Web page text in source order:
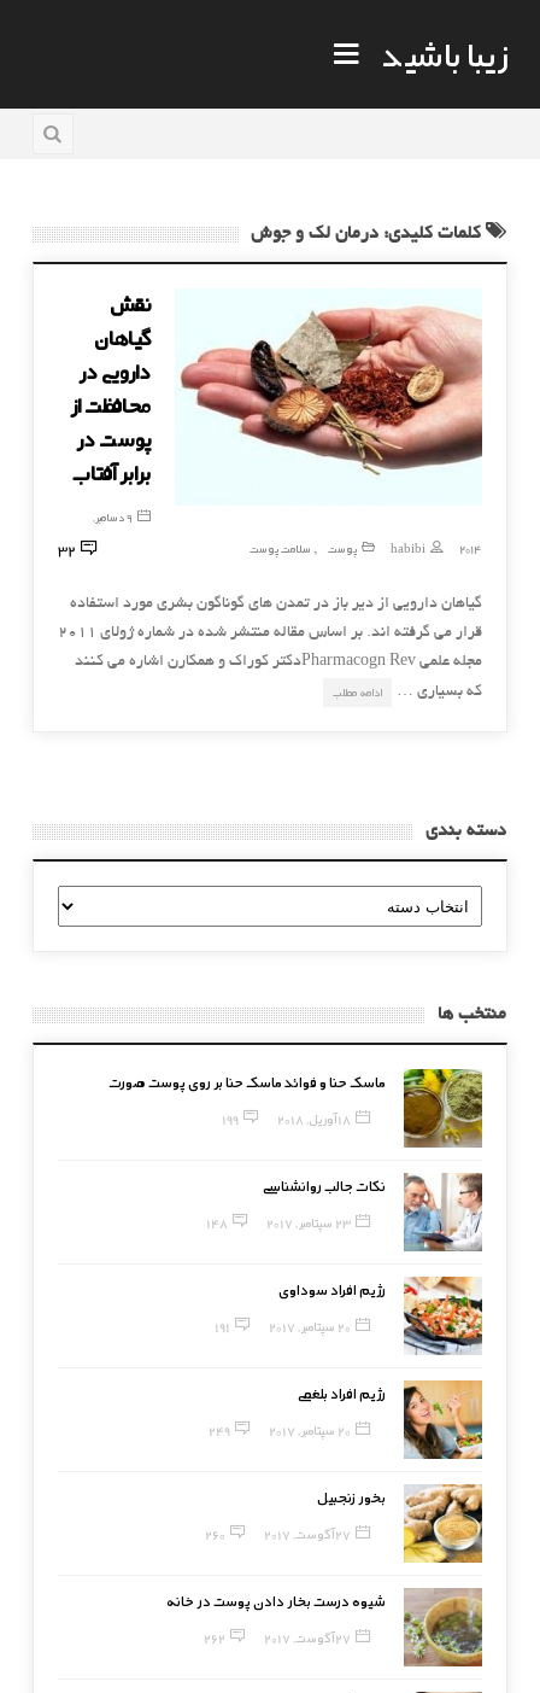
زیبا باشید
کلمات کلیدی: درمان لک و جوش
نقش
گیاهان
دارویی در
محافظت از
پوست در
برابر آفتاب
9 دسامبر,
2014
habibi پوست , سلامت پوست 32
گیاهان دارویی از دیر باز در تمدن های گوناگون بشری مورد استفاده
قرار می گرفته اند. بر اساس مقاله منتشر شده در شماره ژولای ۲۰۱۱
مجله علمی Pharmacogn Revدکتر کوراک و همکارن اشاره می کنند
که بسیاری …
ادامه مطلب
دسته بندی
دسته
بندی
منتخب ها
ماسک حنا و فوائد ماسک حنا بر روی پوست صورت
18 آوریل, 2018 199
نکات جالب روانشناسی
23 سپتامبر, 2017 148
رژیم افراد سوداوی
20 سپتامبر, 2017 191
رژیم افراد بلغمی
20 سپتامبر, 2017 249
بخور زنجبیل
27 آگوست, 2017 260
شیوه درست بخار دادن پوست در خانه
27 آگوست, 2017 262